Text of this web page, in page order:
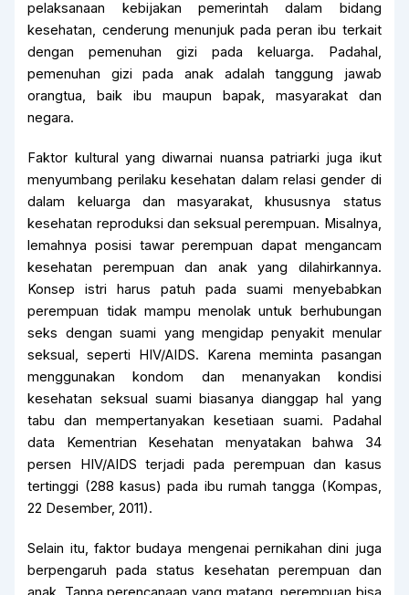
pelaksanaan kebijakan pemerintah dalam bidang
kesehatan, cenderung menunjuk pada peran ibu terkait
dengan pemenuhan gizi pada keluarga. Padahal,
pemenuhan gizi pada anak adalah tanggung jawab
orangtua, baik ibu maupun bapak, masyarakat dan
negara.
Faktor kultural yang diwarnai nuansa patriarki juga ikut
menyumbang perilaku kesehatan dalam relasi gender di
dalam keluarga dan masyarakat, khususnya status
kesehatan reproduksi dan seksual perempuan. Misalnya,
lemahnya posisi tawar perempuan dapat mengancam
kesehatan perempuan dan anak yang dilahirkannya.
Konsep istri harus patuh pada suami menyebabkan
perempuan tidak mampu menolak untuk berhubungan
seks dengan suami yang mengidap penyakit menular
seksual, seperti HIV/AIDS. Karena meminta pasangan
menggunakan kondom dan menanyakan kondisi
kesehatan seksual suami biasanya dianggap hal yang
tabu dan mempertanyakan kesetiaan suami. Padahal
data Kementrian Kesehatan menyatakan bahwa 34
persen HIV/AIDS terjadi pada perempuan dan kasus
tertinggi (288 kasus) pada ibu rumah tangga (Kompas,
22 Desember, 2011).
Selain itu, faktor budaya mengenai pernikahan dini juga
berpengaruh pada status kesehatan perempuan dan